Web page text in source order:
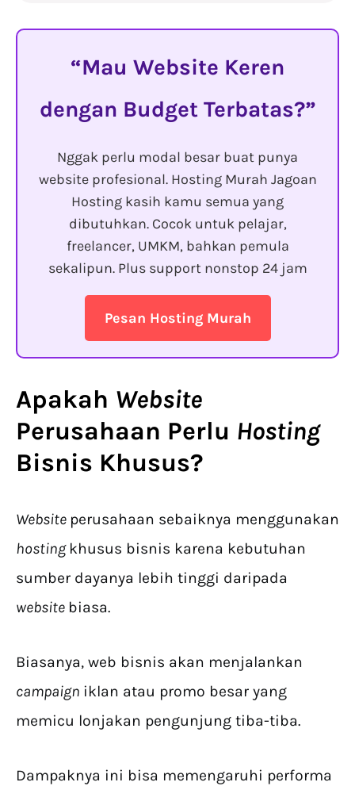
Mau Website Keren
dengan Budget Terbatas?
Nggak perlu modal besar buat punya
website profesional. Hosting Murah Jagoan
Hosting kasih kamu semua yang
dibutuhkan. Cocok untuk pelajar,
freelancer, UMKM, bahkan pemula
sekalipun. Plus support nonstop 24 jam
Pesan Hosting Murah
Apakah Website
Perusahaan Perlu Hosting
Bisnis Khusus?
Website perusahaan sebaiknya menggunakan
hosting khusus bisnis karena kebutuhan
sumber dayanya lebih tinggi daripada
website biasa.
Biasanya, web bisnis akan menjalankan
campaign iklan atau promo besar yang
memicu lonjakan pengunjung tiba-tiba.
Dampaknya ini bisa memengaruhi performa